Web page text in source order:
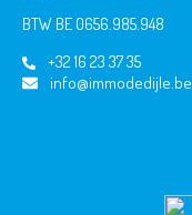
BTW BE 0656.985.948
+32 16 23 37 35
info@immodedijle.be